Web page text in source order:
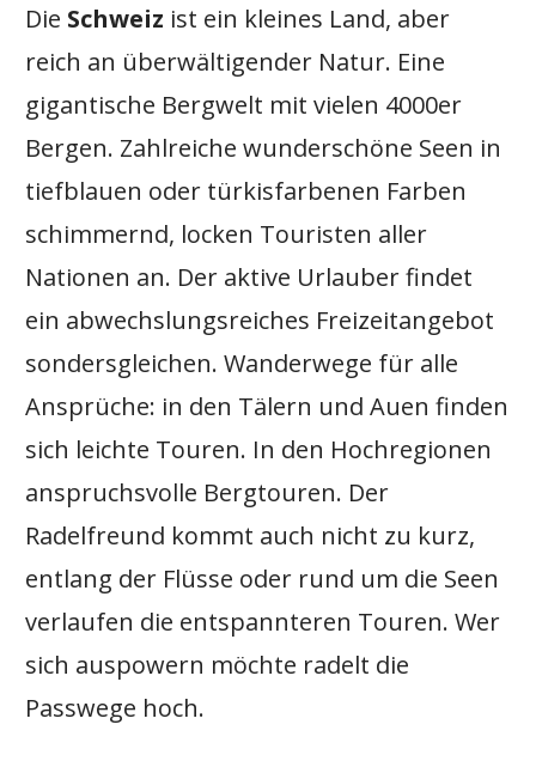
Die Schweiz ist ein kleines Land, aber
reich an überwältigender Natur. Eine
gigantische Bergwelt mit vielen 4000er
Bergen. Zahlreiche wunderschöne Seen in
tiefblauen oder türkisfarbenen Farben
schimmernd, locken Touristen aller
Nationen an. Der aktive Urlauber findet
ein abwechslungsreiches Freizeitangebot
sondersgleichen. Wanderwege für alle
Ansprüche: in den Tälern und Auen finden
sich leichte Touren. In den Hochregionen
anspruchsvolle Bergtouren. Der
Radelfreund kommt auch nicht zu kurz,
entlang der Flüsse oder rund um die Seen
verlaufen die entspannteren Touren. Wer
sich auspowern möchte radelt die
Passwege hoch.